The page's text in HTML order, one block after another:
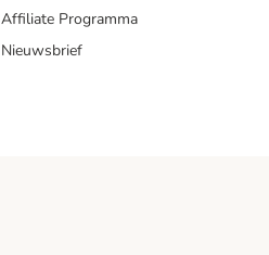
Affiliate Programma
Nieuwsbrief